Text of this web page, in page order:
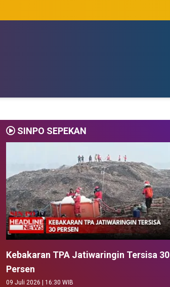
SINPO SEPEKAN
Kebakaran TPA Jatiwaringin Tersisa 30
Persen
09 Juli 2026 | 16:30 WIB